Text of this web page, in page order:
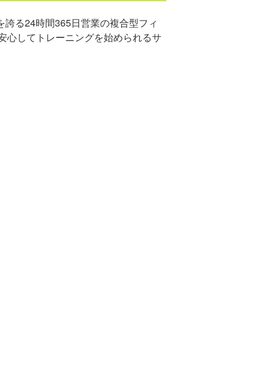
る24時間365日営業の複合型フィ
心してトレーニングを始められるサ